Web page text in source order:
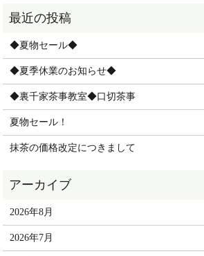
◆夏物セール◆
◆夏季休業のお知らせ◆
◆裏千家茶事教室◆口切茶事
夏物セール！
抹茶の価格改定につきまして
2026年8月
2026年7月